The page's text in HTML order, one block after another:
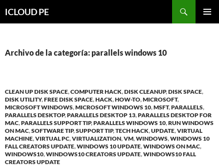
hacia
ICLOUD PE
Archivo de la categoría: parallels windows 10
CLEAN UP DISK SPACE,COMPUTER HACK,DISK CLEANUP,DISK SPACE,
DISK UTILITY,FREE DISK SPACE,HACK,HOW-TO,MICROSOFT,
MICROSOFT WINDOWS,MICROSOFT WINDOWS 10,MSFT,PARALLELS,
PARALLELS DESKTOP,PARALLELS DESKTOP 13,PARALLELS DESKTOP FOR
MAC,PARALLELS SUPPORT TIP,PARALLELS WINDOWS 10,RUN WINDOWS
ON MAC,SOFTWARE TIP,SUPPORT TIP,TECH HACK,UPDATE,VIRTUAL
MACHINE,VIRTUAL PC,VIRTUALIZATION,VM,WINDOWS,WINDOWS 10
FALL CREATORS UPDATE,WINDOWS 10 UPDATE,WINDOWS ON MAC,
WINDOWS10,WINDOWS10 CREATORS UPDATE,WINDOWS10 FALL
CREATORS UPDATE